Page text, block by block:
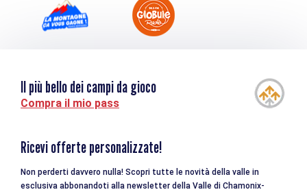
Il più bello dei campi da gioco
Compra il mio pass
Ricevi offerte personalizzate!
Non perderti davvero nulla! Scopri tutte le novità della valle in
esclusiva abbonandoti alla newsletter della Valle di Chamonix-